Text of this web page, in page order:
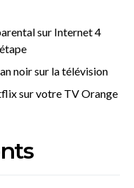
sur Internet 4
noir sur la télévision
sur votre TV Orange